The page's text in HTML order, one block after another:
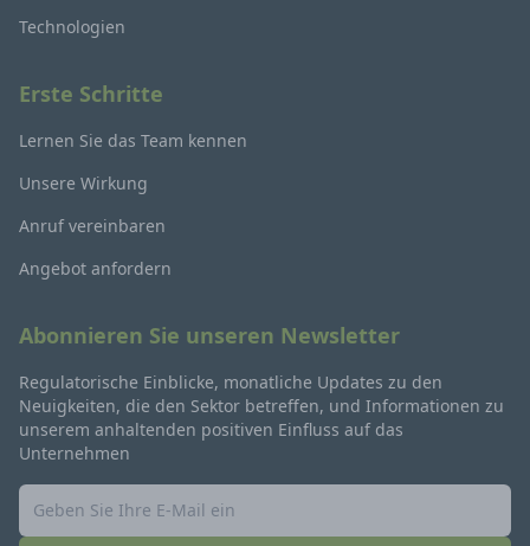
Technologien
Erste Schritte
Lernen Sie das Team kennen
Unsere Wirkung
Anruf vereinbaren
Angebot anfordern
Abonnieren Sie unseren Newsletter
Regulatorische Einblicke, monatliche Updates zu den
Neuigkeiten, die den Sektor betreffen, und Informationen zu
unserem anhaltenden positiven Einfluss auf das
Unternehmen